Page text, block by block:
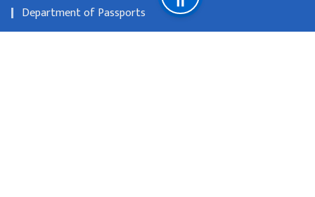
Department of Passports
Department of Consular Services